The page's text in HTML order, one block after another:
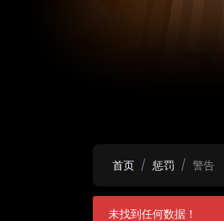
首页 惩罚 警告
未找到任何数据！